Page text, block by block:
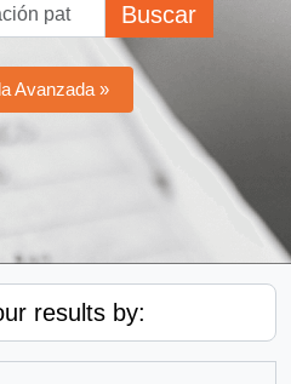
Buscar
Avanzada »
results by: